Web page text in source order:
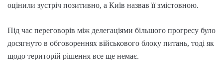
оцінили зустріч позитивно, а Київ назвав її змістовною.
Під час переговорів між делегаціями більшого прогресу було
досягнуто в обговореннях військового блоку питань, тоді як
щодо територій рішення все ще немає.